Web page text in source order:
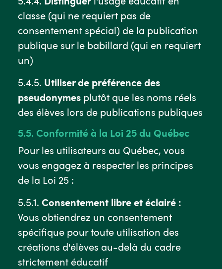
classe (qui ne requiert pas de
consentement spécial) de la publication
publique sur le babillard (qui en requiert
un)
5.4.5. Utiliser de préférence des
pseudonymesplutôt que les noms réels
des élèves lors de publications publiques
5.5. Conformité à la Loi 25 du Québec
Pour les utilisateurs au Québec, vous
vous engagez à respecter les principes
de la Loi 25 :
5.5.1. Consentement libre et éclairé :
Vous obtiendrez un consentement
spécifique pour toute utilisation des
créations d'élèves au-delà du cadre
strictement éducatif